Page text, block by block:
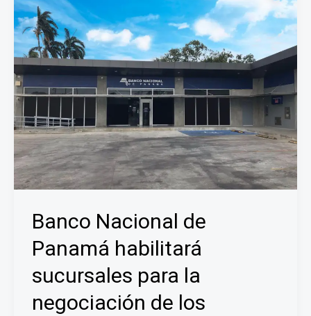
Banco Nacional de
Panamá habilitará
sucursales para la
negociación de los